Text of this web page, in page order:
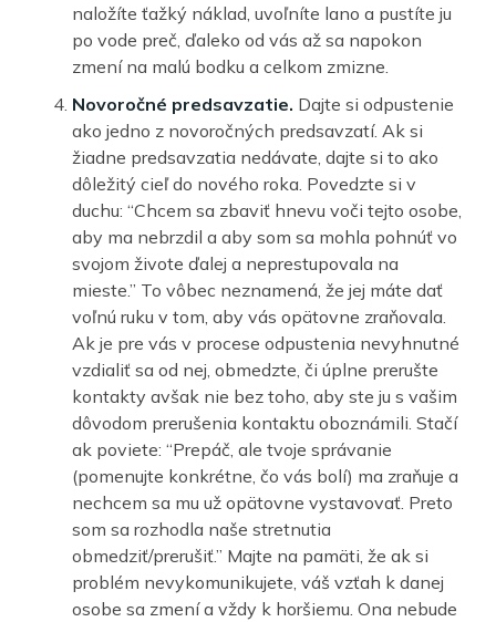
naložíte ťažký náklad, uvoľníte lano a pustíte ju
po vode preč, ďaleko od vás až sa napokon
zmení na malú bodku a celkom zmizne.
Novoročné predsavzatie. Dajte si odpustenie
ako jedno z novoročných predsavzatí. Ak si
žiadne predsavzatia nedávate, dajte si to ako
dôležitý cieľ do nového roka. Povedzte si v
duchu: “Chcem sa zbaviť hnevu voči tejto osobe,
aby ma nebrzdil a aby som sa mohla pohnúť vo
svojom živote ďalej a neprestupovala na
mieste.” To vôbec neznamená, že jej máte dať
voľnú ruku v tom, aby vás opätovne zraňovala.
Ak je pre vás v procese odpustenia nevyhnutné
vzdialiť sa od nej, obmedzte, či úplne prerušte
kontakty avšak nie bez toho, aby ste ju s vašim
dôvodom prerušenia kontaktu oboznámili. Stačí
ak poviete: “Prepáč, ale tvoje správanie
(pomenujte konkrétne, čo vás bolí) ma zraňuje a
nechcem sa mu už opätovne vystavovať. Preto
som sa rozhodla naše stretnutia
obmedziť/prerušiť.” Majte na pamäti, že ak si
problém nevykomunikujete, váš vzťah k danej
osobe sa zmení a vždy k horšiemu. Ona nebude